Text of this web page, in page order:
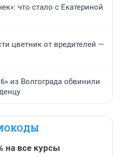
что стало с Екатериной
цветник от вредителей —
из Волгограда обвинили
на все курсы